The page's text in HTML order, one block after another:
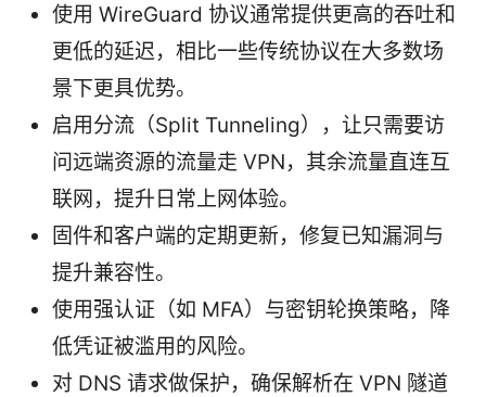
使用 WireGuard 协议通常提供更高的吞吐和
更低的延迟，相比一些传统协议在大多数场
景下更具优势。
启用分流（Split Tunneling），让只需要访
问远端资源的流量走 VPN，其余流量直连互
联网，提升日常上网体验。
固件和客户端的定期更新，修复已知漏洞与
提升兼容性。
使用强认证（如 MFA）与密钥轮换策略，降
低凭证被滥用的风险。
对 DNS 请求做保护，确保解析在 VPN 隧道